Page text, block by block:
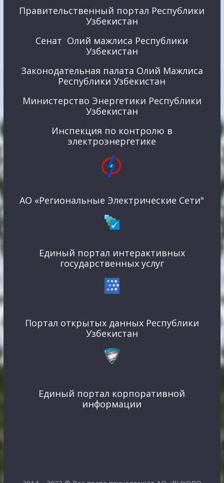
Правительственный портал Республики
Узбекистан
Сенат Олий мажлиса Республики
Узбекистан
Законодательная палата Олий Мажлиса
Республики Узбекистан
Министерство Энергетики Республики
Узбекистан
Инспекция по контролю в
электроэнергетике
АО «Региональные Электрические Сети"
Единый портал интерактивных
государственных услуг
Портал открытых данных Республики
Узбекистан
Единый портал корпоративной
информации